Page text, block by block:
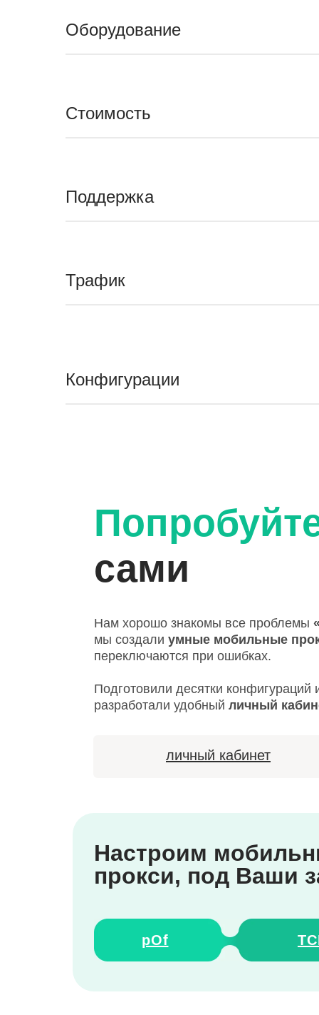
Оборудование
Стоимость
Поддержка
Трафик
Конфигурации
сами
Нам хорошо знакомы все проблемы
мы создали умные мобильные
переключаются при ошибках.
Подготовили десятки
разработали удобный личный
Настроим
прокси, под Ваши
личный кабинет
pOf